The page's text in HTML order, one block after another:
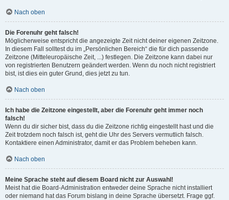
Nach oben
Die Forenuhr geht falsch!
Möglicherweise entspricht die angezeigte Zeit nicht deiner eigenen Zeitzone.
In diesem Fall solltest du im „Persönlichen Bereich“ die für dich passende
Zeitzone (Mitteleuropäische Zeit, ...) festlegen. Die Zeitzone kann dabei nur
von registrierten Benutzern geändert werden. Wenn du noch nicht registriert
bist, ist dies ein guter Grund, dies jetzt zu tun.
Nach oben
Ich habe die Zeitzone eingestellt, aber die Forenuhr geht immer noch
falsch!
Wenn du dir sicher bist, dass du die Zeitzone richtig eingestellt hast und die
Zeit trotzdem noch falsch ist, geht die Uhr des Servers vermutlich falsch.
Kontaktiere einen Administrator, damit er das Problem beheben kann.
Nach oben
Meine Sprache steht auf diesem Board nicht zur Auswahl!
Meist hat die Board-Administration entweder deine Sprache nicht installiert
oder niemand hat das Forum bislang in deine Sprache übersetzt. Frage ggf.